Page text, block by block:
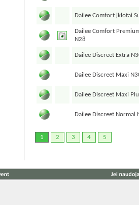
Dailee Comfort įklotai
Dailee Comfort
N28
Dailee Discreet Extra
Dailee Discreet Maxi
Dailee Discreet Maxi
Dailee Discreet Normal
1 2 3 4 5